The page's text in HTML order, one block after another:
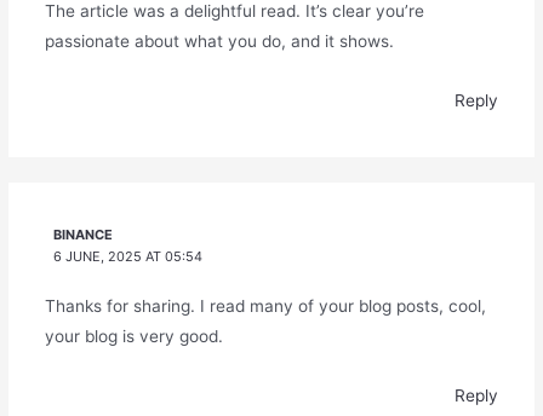
The article was a delightful read. It’s clear you’re
passionate about what you do, and it shows.
Reply
BINANCE
6 JUNE, 2025 AT 05:54
Thanks for sharing. I read many of your blog posts, cool,
your blog is very good.
Reply